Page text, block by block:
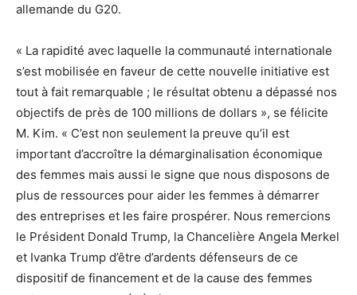
allemande du G20.
« La rapidité avec laquelle la communauté internationale
s’est mobilisée en faveur de cette nouvelle initiative est
tout à fait remarquable ; le résultat obtenu a dépassé nos
objectifs de près de 100 millions de dollars », se félicite
M. Kim. « C’est non seulement la preuve qu’il est
important d’accroître la démarginalisation économique
des femmes mais aussi le signe que nous disposons de
plus de ressources pour aider les femmes à démarrer
des entreprises et les faire prospérer. Nous remercions
le Président Donald Trump, la Chancelière Angela Merkel
et Ivanka Trump d’être d’ardents défenseurs de ce
dispositif de financement et de la cause des femmes